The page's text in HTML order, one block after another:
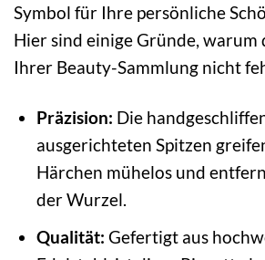
Symbol für Ihre persönliche
Hier sind einige Gründe, warum
Ihrer Beauty-Sammlung nicht
Präzision: Die
ausgerichteten Spitzen
Härchen mühelos und
der Wurzel.
Qualität: Gefertigt aus